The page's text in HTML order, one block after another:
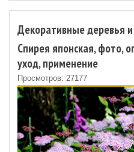
Декоративные деревья и
Спирея японская, фото,
уход, применение
Просмотров: 27177